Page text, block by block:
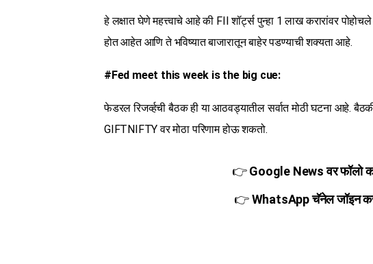
हे लक्षात घेणे महत्त्वाचे आहे की FII शॉर्ट्स पुन्हा 1 लाख करारांवर
होत आहेत आणि ते भविष्यात बाजारातून बाहेर पडण्याची शक्यता आहे.
#Fed meet this week is the big cue:
फेडरल रिजर्व्हची बैठक ही या आठवड्यातील सर्वात मोठी घटना आहे.
GIFTNIFTY वर मोठा परिणाम होऊ शकतो.
👉Google News वर फॉलो
👉WhatsApp चॅनेल जॉइन